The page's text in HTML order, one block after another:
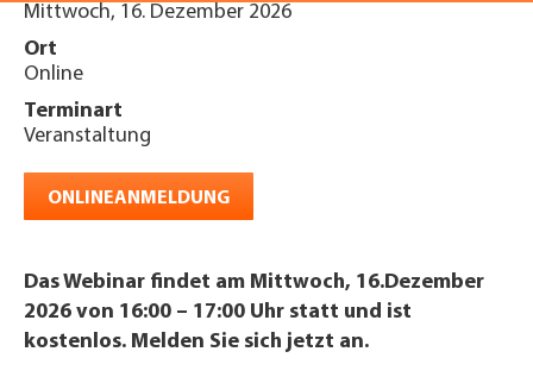
Mittwoch, 16. Dezember 2026
Ort
Online
Terminart
Veranstaltung
ONLINEANMELDUNG
Das Webinar findet am Mittwoch, 16.Dezember
2026 von 16:00 – 17:00 Uhr statt und ist
kostenlos. Melden Sie sich jetzt an.